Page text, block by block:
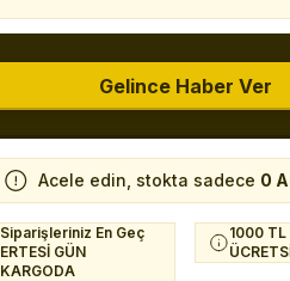
Gelince Haber Ver
Acele edin, stokta sadece 0
Siparişleriniz En Geç
ERTESİ GÜN
KARGODA
1000